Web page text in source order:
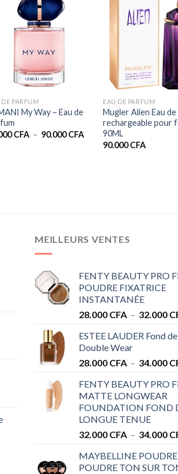
DE PARFUM
My Way – Eau de
CFA – 90.000CFAPlage
EAU DE PARFUM
Mugler Alien Eau
rechargeable pour
90ML
90.000CFA
MEILLEURS VENTES
FENTY BEAUTY PRO
POUDRE FIXATRICE
INSTANTANÉE
28.000 CFA – 32.000
ESTEE LAUDER Fond
Double Wear
28.000 CFA – 34.000
FENTY BEAUTY PRO
MATTE LONGWEAR
FOUNDATION FOND
LONGUE TENUE
32.000 CFA – 34.000
MAYBELLINE
POUDRE TON SUR